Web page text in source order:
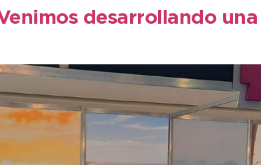
desarrollando